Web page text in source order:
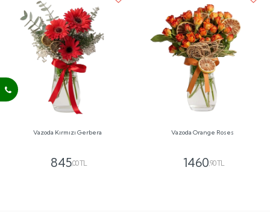
Vazoda Kırmızı Gerbera
845,00 TL
Vazoda Orange Roses
1460,90 TL